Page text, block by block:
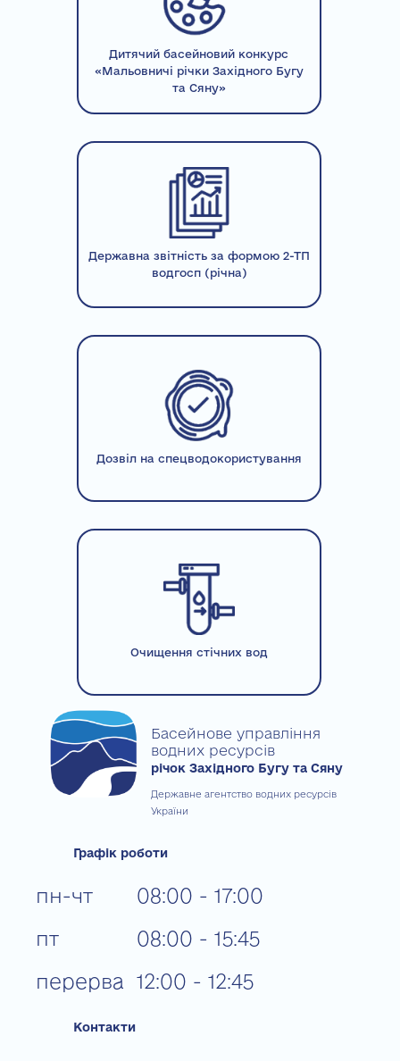
Дитячий басейновий конкурс
«Мальовничі річки Західного Бугу
та Сяну»
Державна звітність за формою 2-ТП
водгосп (річна)
Дозвіл на спецводокористування
Очищення стічних вод
Басейнове управління
водних ресурсів
річок Західного Бугу та Сяну
Державне агентство водних ресурсів
України
Графік роботи
пн-чт
пт
перерва
08:00 - 17:00
08:00 - 15:45
12:00 - 12:45
Контакти